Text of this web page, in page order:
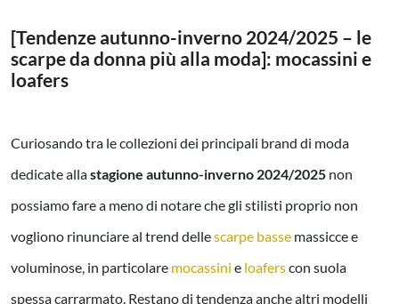
[Tendenze autunno-inverno 2024/2025 – le
scarpe da donna più alla moda]: mocassini e
loafers
Curiosando tra le collezioni dei principali brand di moda
dedicate allastagione autunno-inverno 2024/2025 non
possiamo fare a meno di notare che gli stilisti proprio non
vogliono rinunciare al trend dellescarpe basse massicce e
voluminose, in particolare mocassini e loaferscon suola
spessa carrarmato. Restano di tendenza anche altri modelli